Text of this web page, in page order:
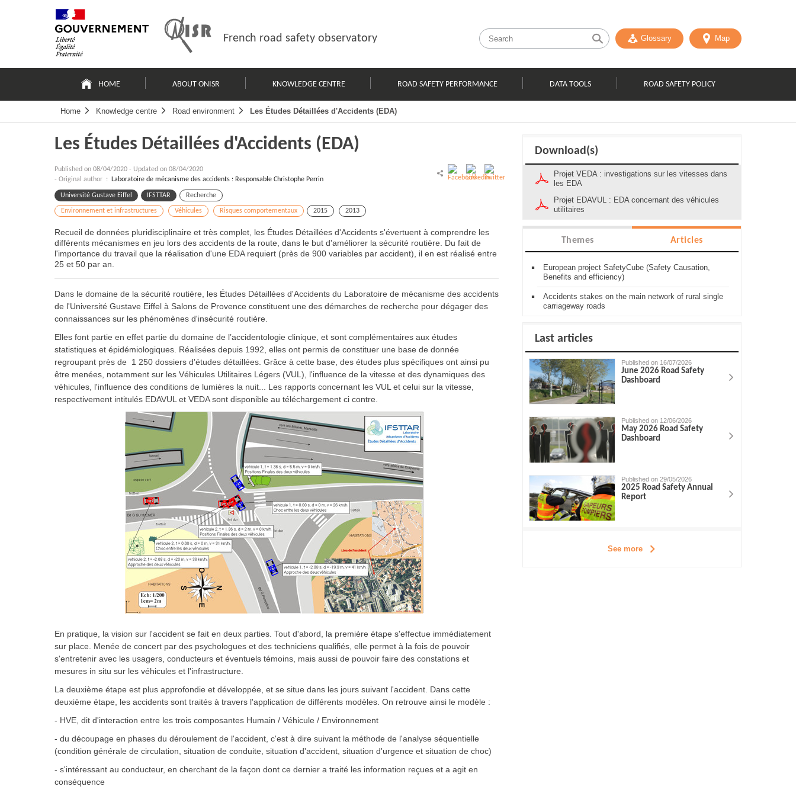
French road safety observatory Glossary Map
principale
HOME ABOUT ONISR KNOWLEDGE CENTRE ROAD SAFETY PERFORMANCE DATA TOOLS ROAD SAFETY POLICY
Home Knowledge centre Road environment Les Études Détaillées d'Accidents (EDA)
Les Études Détaillées d'Accidents (EDA)
Published on 08/04/2020 - Updated on 08/04/2020
- Original author : Laboratoire de mécanisme des accidents : Responsable Christophe Perrin
Université Gustave Eiffel IFSTTAR Recherche
Environnement et infrastructures Véhicules Risques comportementaux 2015 2013
Recueil de données pluridisciplinaire et très complet, les Études Détaillées d'Accidents s'évertuent à comprendre les
différents mécanismes en jeu lors des accidents de la route, dans le but d'améliorer la sécurité routière. Du fait de
l'importance du travail que la réalisation d'une EDA requiert (près de 900 variables par accident), il en est réalisé entre
25 et 50 par an.
Dans le domaine de la sécurité routière, les Études Détaillées d'Accidents du Laboratoire de mécanisme des accidents
de l'Université Gustave Eiffel à Salons de Provence constituent une des démarches de recherche pour dégager des
connaissances sur les phénomènes d'insécurité routière.
Elles font partie en effet partie du domaine de l’accidentologie clinique, et sont complémentaires aux études
statistiques et épidémiologiques. Réalisées depuis 1992, elles ont permis de constituer une base de donnée
regroupant près de 1 250 dossiers d'études détaillées. Grâce à cette base, des études plus spécifiques ont ainsi pu
être menées, notamment sur les Véhicules Utilitaires Légers (VUL), l'influence de la vitesse et des dynamiques des
véhicules, l'influence des conditions de lumières la nuit... Les rapports concernant les VUL et celui sur la vitesse,
respectivement intitulés EDAVUL et VEDA sont disponible au téléchargement ci contre.
En pratique, la vision sur l'accident se fait en deux parties. Tout d'abord, la première étape s'effectue immédiatement
sur place. Menée de concert par des psychologues et des techniciens qualifiés, elle permet à la fois de pouvoir
s'entretenir avec les usagers, conducteurs et éventuels témoins, mais aussi de pouvoir faire des constations et
mesures in situ sur les véhicules et l'infrastructure.
La deuxième étape est plus approfondie et développée, et se situe dans les jours suivant l'accident. Dans cette
deuxième étape, les accidents sont traités à travers l'application de différents modèles. On retrouve ainsi le modèle :
- HVE, dit d'interaction entre les trois composantes Humain / Véhicule / Environnement
- du découpage en phases du déroulement de l'accident, c'est à dire suivant la méthode de l'analyse séquentielle
(condition générale de circulation, situation de conduite, situation d'accident, situation d'urgence et situation de choc)
- s'intéressant au conducteur, en cherchant de la façon dont ce dernier a traité les information reçues et a agit en
conséquence
Download(s)
Projet VEDA : investigations sur les vitesses dans
les EDA
Projet EDAVUL : EDA concernant des véhicules
utilitaires
Themes Articles
European project SafetyCube (Safety Causation,
Benefits and efficiency)
Accidents stakes on the main network of rural single
carriageway roads
Last articles
Published on 16/07/2026
June 2026 Road Safety
Dashboard
Published on 12/06/2026
May 2026 Road Safety
Dashboard
Published on 29/05/2026
2025 Road Safety Annual
Report
See more